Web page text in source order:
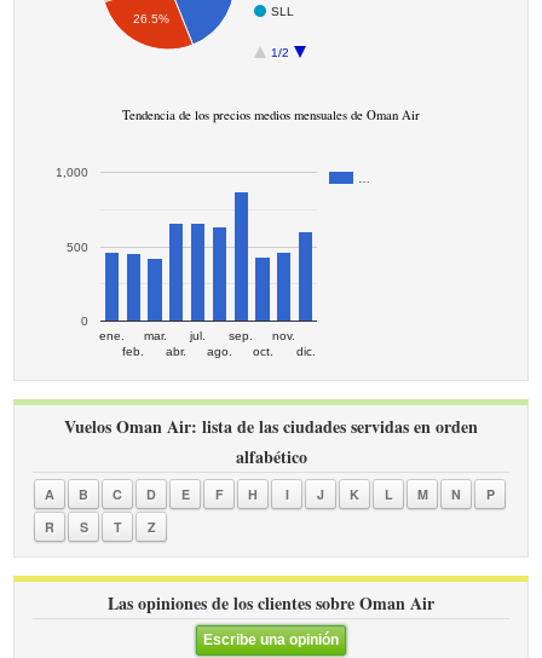
SLL
1/2
26.5%
Tendencia de los precios medios mensuales de Oman Air
ene.
feb.
mar.
abr.
jul.
ago.
sep.
oct.
nov.
dic.
0
500
1,000
Vuelos Oman Air: lista de las ciudades servidas en orden
alfabético
A B C D E F H I J K L M N
P
R
S T Z
Las opiniones de los clientes sobre Oman Air
Escribe una opinión